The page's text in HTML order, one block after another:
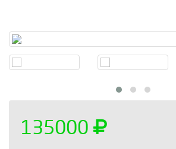
135000